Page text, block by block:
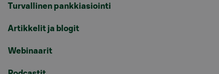
Turvallinen pankkiasiointi
Artikkelit ja blogit
Webinaarit